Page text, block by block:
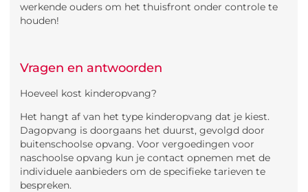
werkende ouders om het thuisfront onder controle te
houden!
Vragen en antwoorden
Hoeveel kost kinderopvang?
Het hangt af van het type kinderopvang dat je kiest.
Dagopvang is doorgaans het duurst, gevolgd door
buitenschoolse opvang. Voor vergoedingen voor
naschoolse opvang kun je contact opnemen met de
individuele aanbieders om de specifieke tarieven te
bespreken.